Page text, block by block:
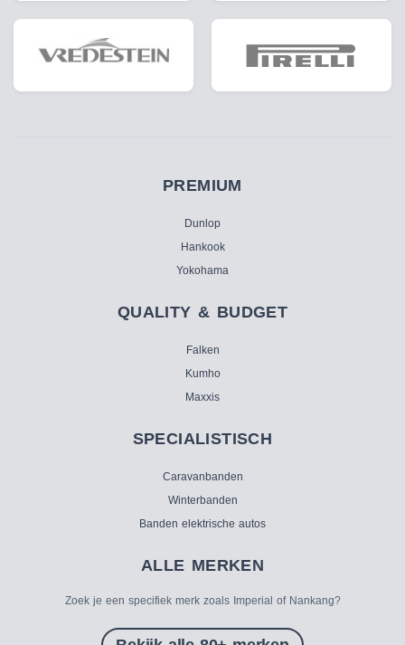
PREMIUM
Dunlop
Hankook
Yokohama
QUALITY & BUDGET
Falken
Kumho
Maxxis
SPECIALISTISCH
Caravanbanden
Winterbanden
Banden elektrische autos
ALLE MERKEN
Zoek je een specifiek merk zoals Imperial of Nankang?